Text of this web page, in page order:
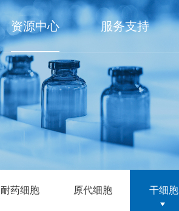
资源中心 服务支持
耐药细胞 原代细胞 干细胞